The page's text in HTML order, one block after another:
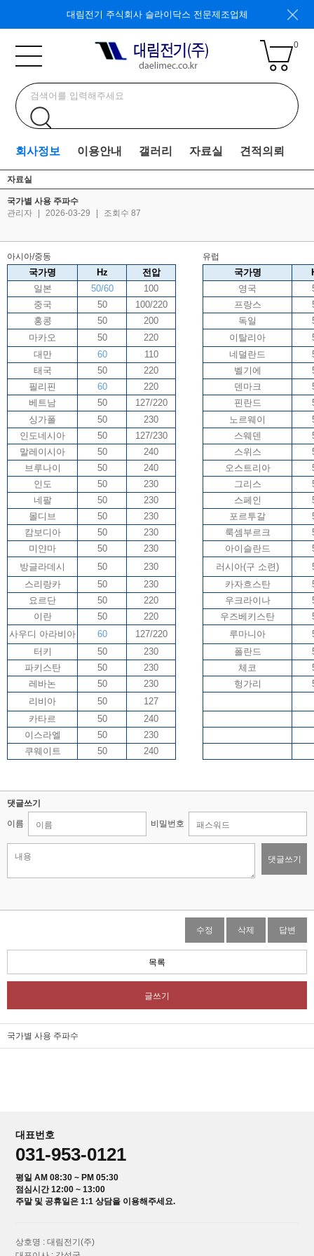
대림전기 주식회사 슬라이닥스 전문제조업체
0
회사정보 이용안내 갤러리 자료실 견적의뢰
자료실
국가별 사용 주파수
관리자
2026-03-29 조회수 87
아시아/중동 유럽
국가명 Hz 전압 국가명
일본
50/60 100 영국
중국
50 100/220 프랑스
홍콩
50 200 독일
마카오
50 220 이탈리아
대만
60 110 네덜란드
태국
50 220 벨기에
필리핀
60 220 덴마크
베트남
50 127/220 핀란드
싱가폴
50 230 노르웨이
인도네시아
50 127/230 스웨덴
말레이시아
50 240 스위스
브루나이
50 240 오스트리아
인도
50 230 그리스
네팔
50 230 스페인
몰디브
50 230 포르투갈
캄보디아
50 230 룩셈부르크
미얀마
50 230 아이슬란드
방글라데시
50 230 러시아(구 소련)
스리랑카
50 230 카자흐스탄
요르단
50 220 우크라이나
이란
50 220 우즈베키스탄
사우디 아라비아
60 127/220 루마니아
터키
50 230 폴란드
파키스탄
50 230 체코
레바논
50 230 헝가리
리비아
50
127
카타르
50
240
이스라엘
50
230
쿠웨이트
50 240
댓글쓰기
이름 비밀번호
댓글쓰기
수정 삭제 답변
목록
글쓰기
국가별 사용 주파수
대표번호
031-953-0121
평일 AM 08:30 ~ PM 05:30
점심시간 12:00 ~ 13:00
주말 및 공휴일은 1:1 상담을 이용해주세요.
상호명 : 대림전기(주)